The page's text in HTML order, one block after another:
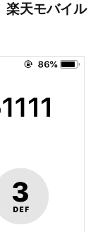
楽天モバイル